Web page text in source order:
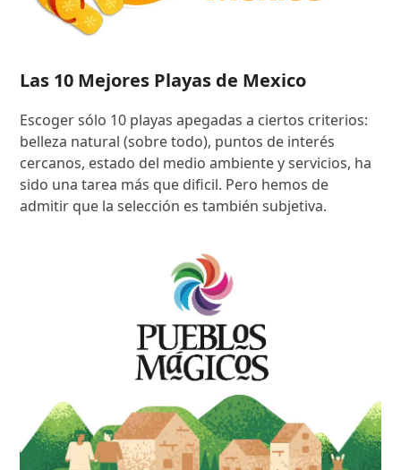
Las 10 Mejores Playas de Mexico
Escoger sólo 10 playas apegadas a ciertos criterios:
belleza natural (sobre todo), puntos de interés
cercanos, estado del medio ambiente y servicios, ha
sido una tarea más que dificil. Pero hemos de
admitir que la selección es también subjetiva.